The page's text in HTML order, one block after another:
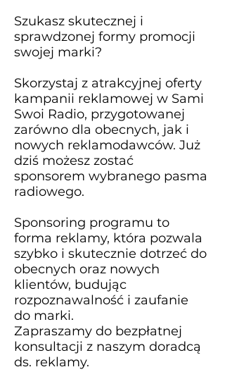
Szukasz skutecznej i
sprawdzonej formy promocji
swojej marki?
Skorzystaj z atrakcyjnej oferty
kampanii reklamowej w Sami
Swoi Radio, przygotowanej
zarówno dla obecnych, jak i
nowych reklamodawców. Już
dziś możesz zostać
sponsorem wybranego pasma
radiowego.
Sponsoring programu to
forma reklamy, która pozwala
szybko i skutecznie dotrzeć do
obecnych oraz nowych
klientów, budując
rozpoznawalność i zaufanie
do marki.
Zapraszamy do bezpłatnej
konsultacji z naszym doradcą
ds. reklamy.